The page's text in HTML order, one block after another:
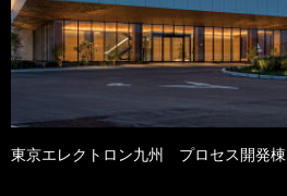
東京エレクトロン九州 プロセス開発棟